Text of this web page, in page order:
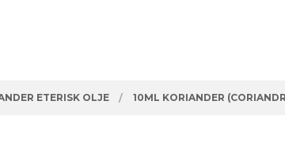
ETERISK OLJE 10ML KORIANDER